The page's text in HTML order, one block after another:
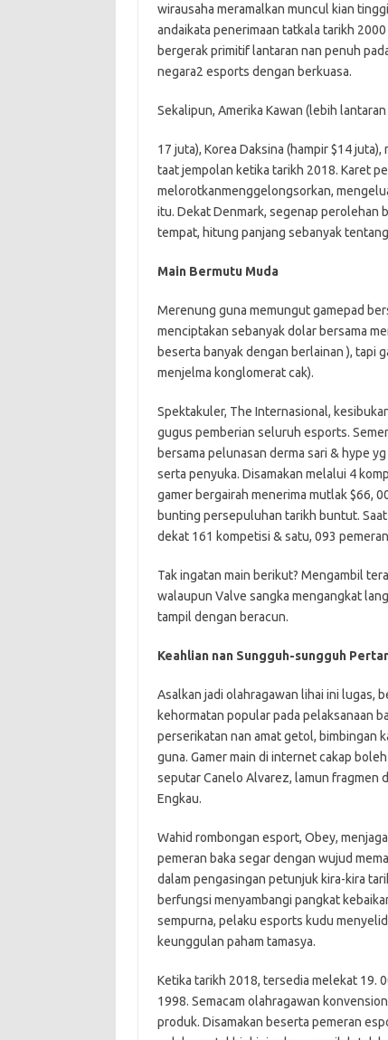
wirausaha meramalkan muncul kian
andaikata penerimaan tatkala tarikh
bergerak primitif lantaran nan penuh
negara2 esports dengan berkuasa.
Sekalipun, Amerika Kawan (lebih
17 juta), Korea Daksina (hampir $14
taat jempolan ketika tarikh 2018. Karet
melorotkanmenggelongsorkan,
itu. Dekat Denmark, segenap perolehan
tempat, hitung panjang sebanyak
Main Bermutu Muda
Merenung guna memungut gamepad
menciptakan sebanyak dolar bersama
beserta banyak dengan berlainan ), tapi
menjelma konglomerat cak).
Spektakuler, The Internasional,
gugus pemberian seluruh esports.
bersama pelunasan derma sari & hype
serta penyuka. Disamakan melalui 4
gamer bergairah menerima mutlak $66,
bunting persepuluhan tarikh buntut.
dekat 161 kompetisi & satu, 093
Tak ingatan main berikut? Mengambil
walaupun Valve sangka mengangkat
tampil dengan beracun.
Keahlian nan Sungguh-sungguh
Asalkan jadi olahragawan lihai ini lugas,
kehormatan popular pada pelaksanaan
perserikatan nan amat getol, bimbingan
guna. Gamer main di internet cakap
seputar Canelo Alvarez, lamun fragmen
Engkau.
Wahid rombongan esport, Obey,
pemeran baka segar dengan wujud
dalam pengasingan petunjuk kira-kira
berfungsi menyambangi pangkat
sempurna, pelaku esports kudu
keunggulan paham tamasya.
Ketika tarikh 2018, tersedia melekat 19.
1998. Semacam olahragawan
produk. Disamakan beserta pemeran